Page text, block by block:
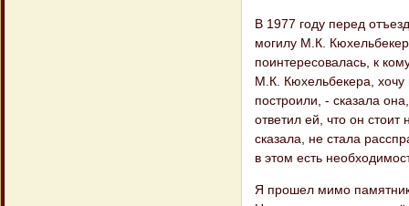
В 1977 году перед
могилу М.К.
поинтересовалась, к
М.К. Кюхельбекера, хочу
построили, - сказала
ответил ей, что он
сказала, не стала
в этом есть
Я прошел мимо